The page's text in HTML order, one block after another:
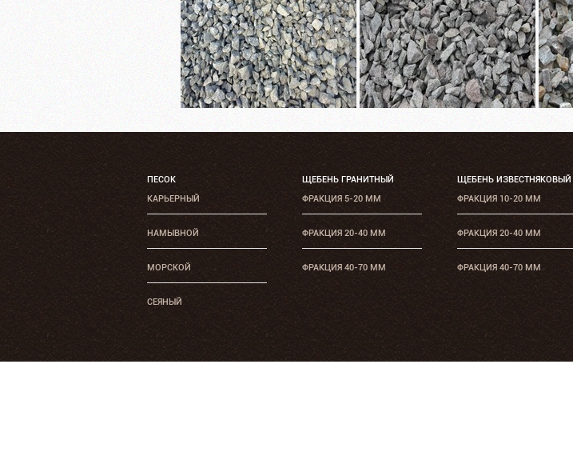
ПЕСОК
КАРЬЕРНЫЙ
НАМЫВНОЙ
МОРСКОЙ
СЕЯНЫЙ
ЩЕБЕНЬ ГРАНИТНЫЙ
ФРАКЦИЯ 5-20 ММ
ФРАКЦИЯ 20-40 ММ
ФРАКЦИЯ 40-70 ММ
ЩЕБЕНЬ ИЗВЕСТНЯКОВЫЙ
ФРАКЦИЯ 10-20 ММ
ФРАКЦИЯ 20-40 ММ
ФРАКЦИЯ 40-70 ММ